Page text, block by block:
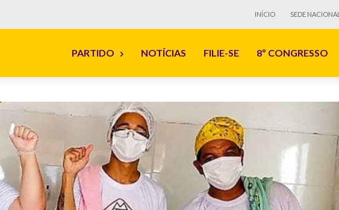
INÍCIO SEDE NACIONAL
PARTIDO NOTÍCIAS FILIE-SE 8º CONGRESSO